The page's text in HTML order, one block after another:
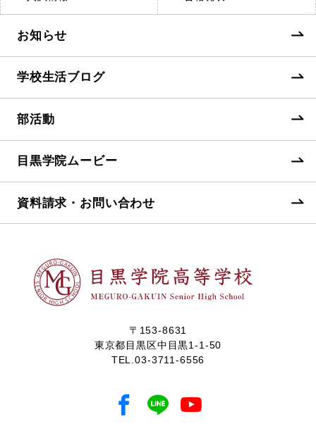
お知らせ
学校生活ブログ
部活動
目黒学院ムービー
資料請求・お問い合わせ
〒153-8631
東京都目黒区中目黒1-1-50
TEL.03-3711-6556